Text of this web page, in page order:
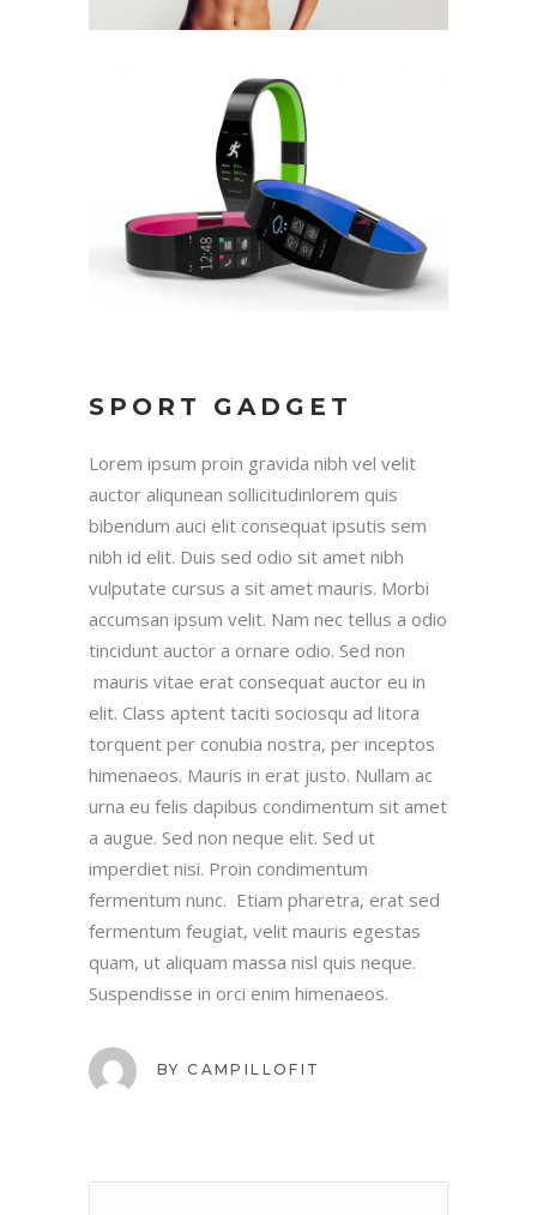
SPORT GADGET
Lorem ipsum proin gravida nibh vel velit
auctor aliqunean sollicitudinlorem quis
bibendum auci elit consequat ipsutis sem
nibh id elit. Duis sed odio sit amet nibh
vulputate cursus a sit amet mauris. Morbi
accumsan ipsum velit. Nam nec tellus a odio
tincidunt auctor a ornare odio. Sed non
mauris vitae erat consequat auctor eu in
elit. Class aptent taciti sociosqu ad litora
torquent per conubia nostra, per inceptos
himenaeos. Mauris in erat justo. Nullam ac
urna eu felis dapibus condimentum sit amet
a augue. Sed non neque elit. Sed ut
imperdiet nisi. Proin condimentum
fermentum nunc. Etiam pharetra, erat sed
fermentum feugiat, velit mauris egestas
quam, ut aliquam massa nisl quis neque.
Suspendisse in orci enim himenaeos.
BY CAMPILLOFIT